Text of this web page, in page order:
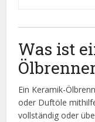
Was ist
Ein Keramik-
oder Duftöle
vollständig oder